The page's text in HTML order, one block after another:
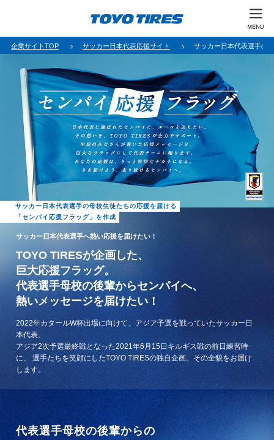
企業サイトTOP サッカー日本代表応援サイト サッカー日本代表選手の
サッカー日本代表選手の母校生徒たちの応援を届ける
「センパイ応援フラッグ」を作成
サッカー日本代表選手へ熱い応援を届けたい！
TOYO TIRESが企画した、
巨大応援フラッグ。
代表選手母校の後輩からセンパイへ、
熱いメッセージを届けたい！
2022年カタールW杯出場に向けて、アジア予選を戦っていたサッカー日
本代表。
アジア2次予選最終戦となった2021年6月15日キルギス戦の前日練習時
に、
選手たちを笑顔にしたTOYO TIRESの独自企画。その全貌をお届け
します。
代表選手母校の後輩からの